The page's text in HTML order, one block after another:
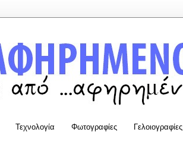
Τεχνολογία Φωτογραφίες Γελοιογραφίες